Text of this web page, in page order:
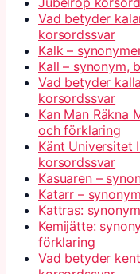
Vad betyder
korsordssvar
Kalk –
Kall – synonym,
Vad betyder
korsordssvar
Kan Man Räkna
och förklaring
Känt Universitet
korsordssvar
Kasuaren –
Katarr –
Kattras:
Kemijätte:
förklaring
Vad betyder